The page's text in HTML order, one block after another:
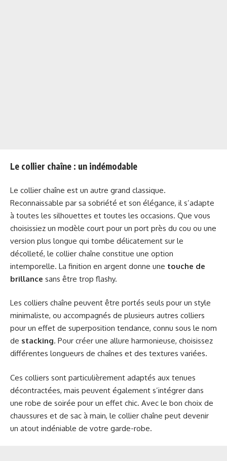
Le collier chaîne : un indémodable
Le collier chaîne est un autre grand classique.
Reconnaissable par sa sobriété et son élégance, il s’adapte
à toutes les silhouettes et toutes les occasions. Que vous
choisissiez un modèle court pour un port près du cou ou une
version plus longue qui tombe délicatement sur le
décolleté, le collier chaîne constitue une option
intemporelle. La finition en argent donne une touche de
brillance sans être trop flashy.
Les colliers chaîne peuvent être portés seuls pour un style
minimaliste, ou accompagnés de plusieurs autres colliers
pour un effet de superposition tendance, connu sous le nom
de stacking. Pour créer une allure harmonieuse, choisissez
différentes longueurs de chaînes et des textures variées.
Ces colliers sont particulièrement adaptés aux tenues
décontractées, mais peuvent également s’intégrer dans
une robe de soirée pour un effet chic. Avec le bon choix de
chaussures et de sac à main, le collier chaîne peut devenir
un atout indéniable de votre garde-robe.